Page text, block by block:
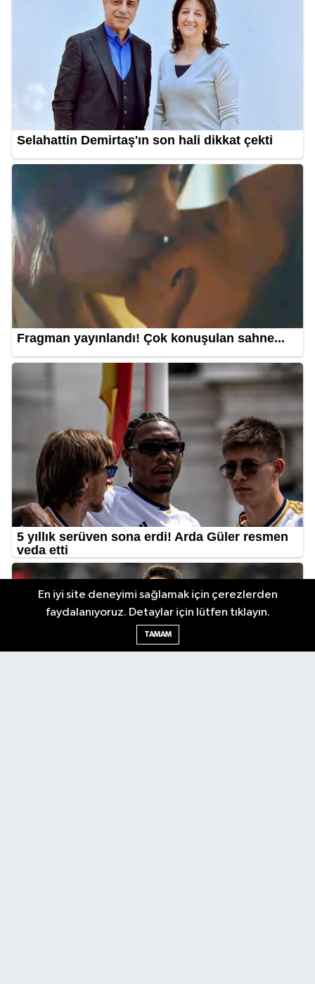
En iyi site deneyimi sağlamak için çerezlerden
faydalanıyoruz. Detaylar için lütfen tıklayın.
TAMAM